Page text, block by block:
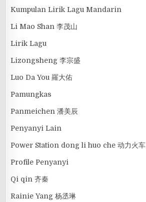
Kumpulan Lirik Lagu Mandarin
Li Mao Shan 李茂山
Lirik Lagu
Lizongsheng 李宗盛
Luo Da You 羅大佑
Pamungkas
Panmeichen 潘美辰
Penyanyi Lain
Power Station dong li huo che 动力火车
Profile Penyanyi
Qi qin 齐秦
Rainie Yang 杨丞琳